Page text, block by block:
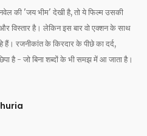
की 'जय भीम' देखी है, तो ये फिल्म उसकी
विस्तार है। लेकिन इस बार वो एक्शन के साथ
हैं। रजनीकांत के किरदार के पीछे का दर्द,
है - जो बिना शब्दों के भी समझ में आ जाता है।